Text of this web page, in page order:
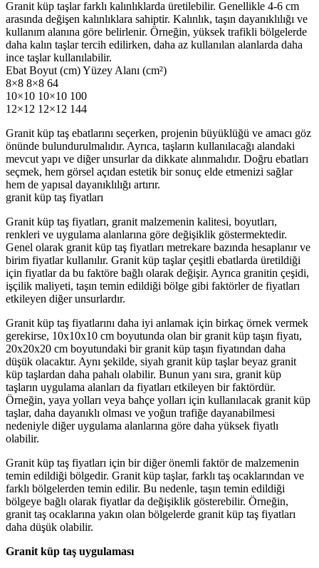
Granit küp taşlar farklı kalınlıklarda üretilebilir. Genellikle 4-6 cm
arasında değişen kalınlıklara sahiptir. Kalınlık, taşın dayanıklılığı ve
kullanım alanına göre belirlenir. Örneğin, yüksek trafikli bölgelerde
daha kalın taşlar tercih edilirken, daha az kullanılan alanlarda daha
ince taşlar kullanılabilir.
Ebat Boyut (cm) Yüzey Alanı (cm²)
8×8 8×8 64
10×10 10×10 100
12×12 12×12 144
Granit küp taş ebatlarını seçerken, projenin büyüklüğü ve amacı göz
önünde bulundurulmalıdır. Ayrıca, taşların kullanılacağı alandaki
mevcut yapı ve diğer unsurlar da dikkate alınmalıdır. Doğru ebatları
seçmek, hem görsel açıdan estetik bir sonuç elde etmenizi sağlar
hem de yapısal dayanıklılığı artırır.
granit küp taş fiyatları
Granit küp taş fiyatları, granit malzemenin kalitesi, boyutları,
renkleri ve uygulama alanlarına göre değişiklik göstermektedir.
Genel olarak granit küp taş fiyatları metrekare bazında hesaplanır ve
birim fiyatlar kullanılır. Granit küp taşlar çeşitli ebatlarda üretildiği
için fiyatlar da bu faktöre bağlı olarak değişir. Ayrıca granitin çeşidi,
işçilik maliyeti, taşın temin edildiği bölge gibi faktörler de fiyatları
etkileyen diğer unsurlardır.
Granit küp taş fiyatlarını daha iyi anlamak için birkaç örnek vermek
gerekirse, 10x10x10 cm boyutunda olan bir granit küp taşın fiyatı,
20x20x20 cm boyutundaki bir granit küp taşın fiyatından daha
düşük olacaktır. Aynı şekilde, siyah granit küp taşlar beyaz granit
küp taşlardan daha pahalı olabilir. Bunun yanı sıra, granit küp
taşların uygulama alanları da fiyatları etkileyen bir faktördür.
Örneğin, yaya yolları veya bahçe yolları için kullanılacak granit küp
taşlar, daha dayanıklı olması ve yoğun trafiğe dayanabilmesi
nedeniyle diğer uygulama alanlarına göre daha yüksek fiyatlı
olabilir.
Granit küp taş fiyatları için bir diğer önemli faktör de malzemenin
temin edildiği bölgedir. Granit küp taşlar, farklı taş ocaklarından ve
farklı bölgelerden temin edilir. Bu nedenle, taşın temin edildiği
bölgeye bağlı olarak fiyatlar da değişiklik gösterebilir. Örneğin,
granit taş ocaklarına yakın olan bölgelerde granit küp taş fiyatları
daha düşük olabilir.
Granit küp taş uygulaması